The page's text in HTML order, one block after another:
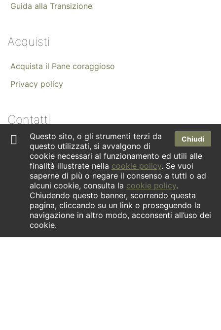
Chiudi
Questo sito, o gli strumenti terzi da
questo utilizzati, si avvalgono di
cookie necessari al funzionamento ed utili alle
finalità illustrate nella cookie policy. Se vuoi
saperne di più o negare il consenso a tutti o ad
alcuni cookie, consulta la cookie policy.
Chiudendo questo banner, scorrendo questa
pagina, cliccando su un link o proseguendo la
navigazione in altro modo, acconsenti all’uso dei
cookie.
Guida alla Transizione
Acquisti
Acquista il Pane coraggioso
Privacy policy
Contatti
Dove siamo
Newsletter
Facebook
Instagram